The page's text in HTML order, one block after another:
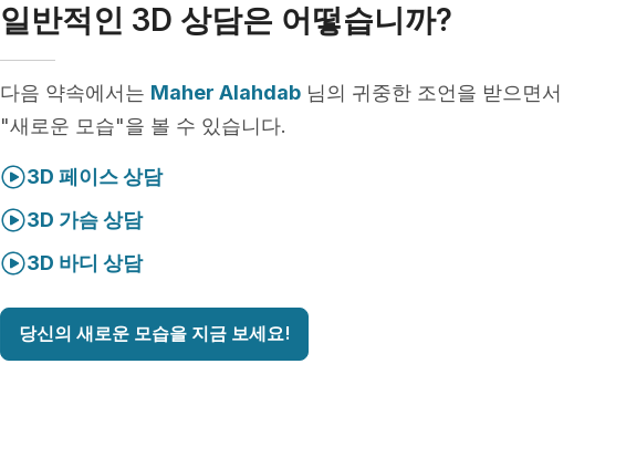
일반적인 3D 상담은 어떻습니까?
다음 약속에서는 Maher Alahdab 님의 귀중한 조언을 받으면서
"새로운 모습"을 볼 수 있습니다.
3D 페이스 상담
3D 가슴 상담
3D 바디 상담
당신의 새로운 모습을 지금 보세요!